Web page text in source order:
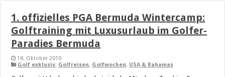
1. offizielles PGA Bermuda Wintercamp:
Golftraining mit Luxusurlaub im Golfer-
Paradies Bermuda
18. Oktober 2010
Golf exklusiv, Golfreisen, Golfwochen, USA & Bahamas